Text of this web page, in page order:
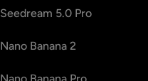
Seedream 5.0 Pro
Nano Banana 2
Nano Banana Pro